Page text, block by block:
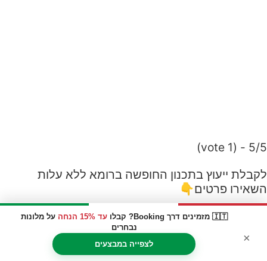
🇮🇹 מזמינים דרך Booking? קבלו עד 15% הנחה
על מלונות
נבחרים
לצפייה במבצעים
×
5/5 - (1 vote)
לקבלת ייעוץ בתכנון החופשה ברומא ללא עלות
השאירו פרטים👇